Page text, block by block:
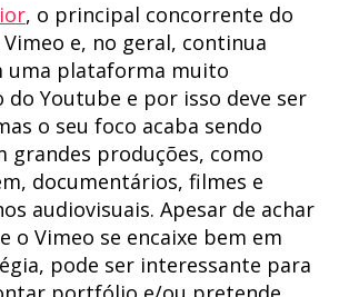
, o principal concorrente do
e, no geral, continua
uma plataforma muito
do Youtube e por isso deve ser
o seu foco acaba sendo
grandes produções, como
documentários, filmes e
audiovisuais. Apesar de achar
o Vimeo se encaixe bem em
pode ser interessante para